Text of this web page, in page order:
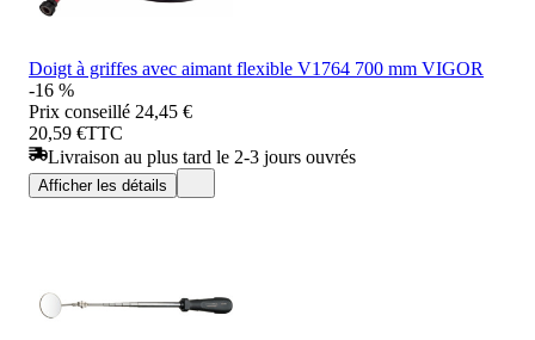
Doigt à griffes avec aimant flexible V1764 700 mm VIGOR
-16 %
Prix conseillé 24,45 €
20,59 €TTC
Livraison au plus tard le 2-3 jours ouvrés
Afficher les détails